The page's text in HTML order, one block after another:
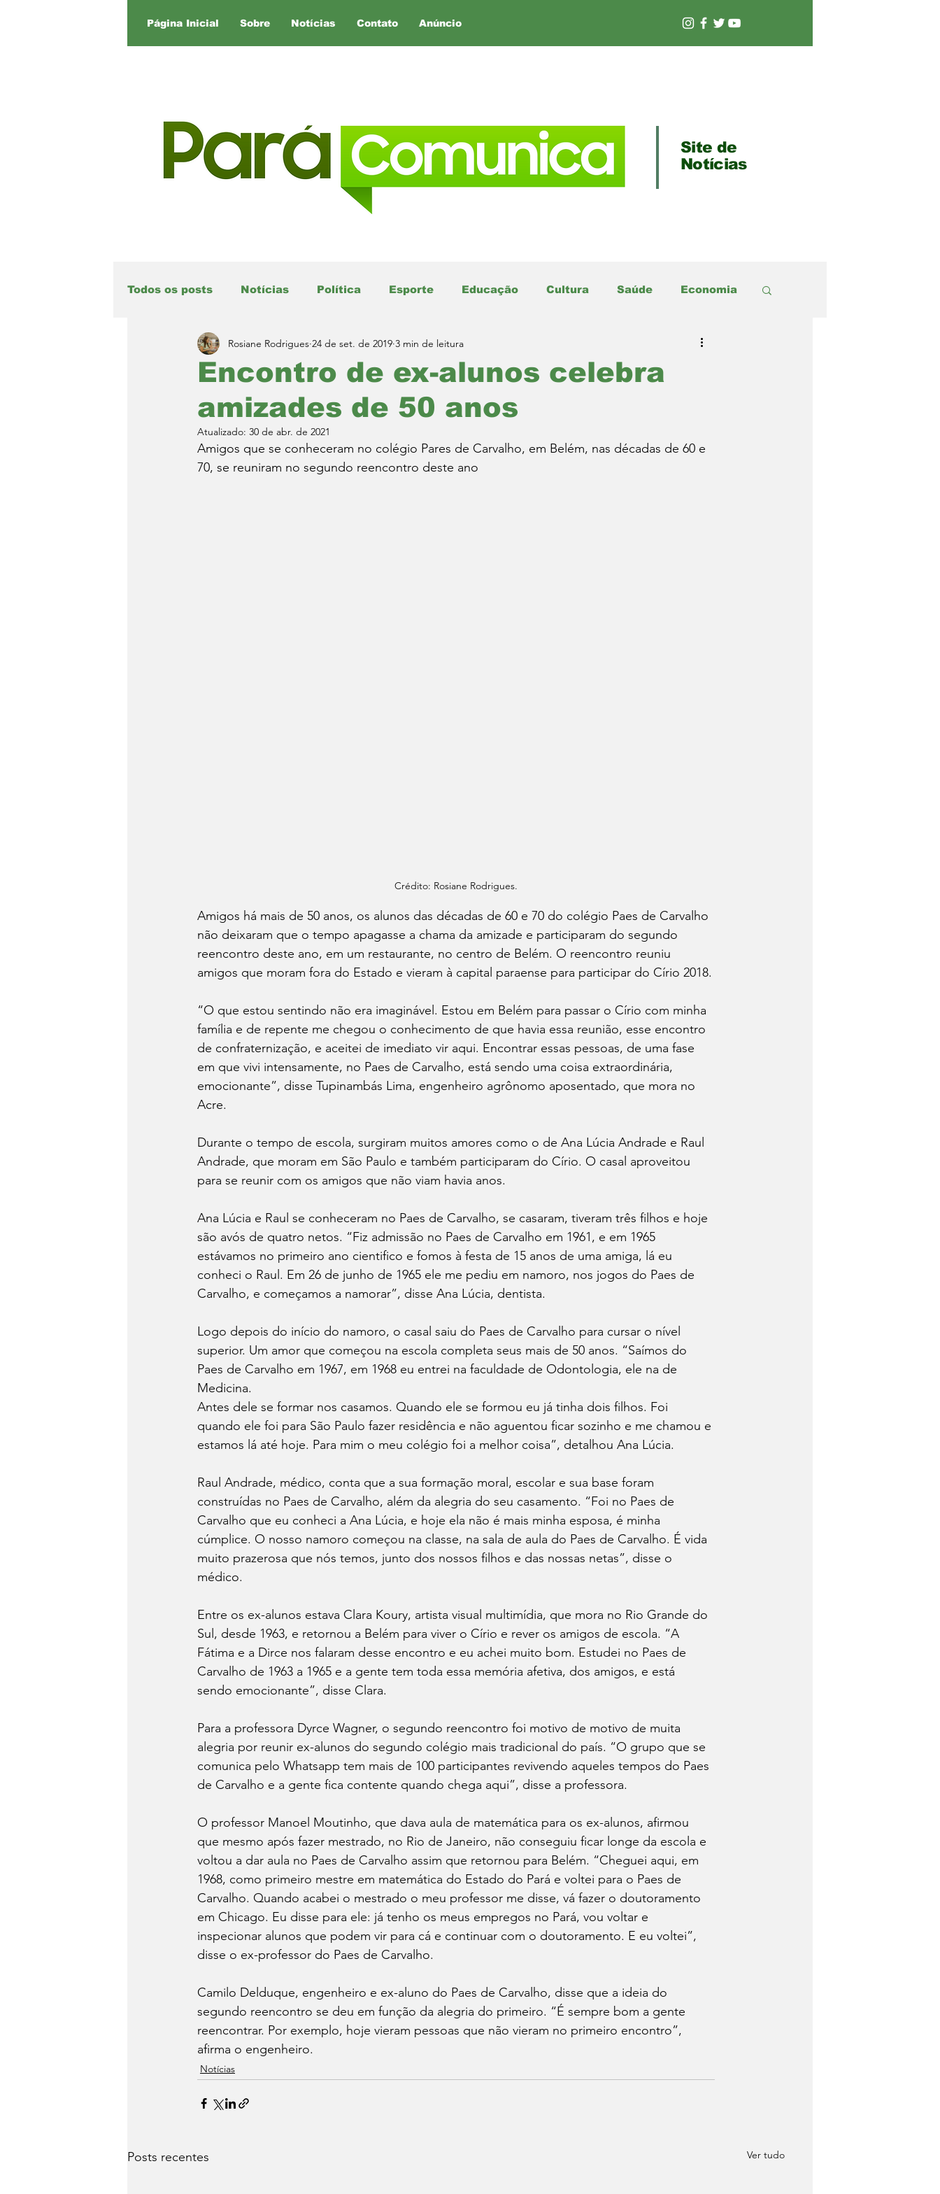
Página Inicial Sobre Notícias Contato Anúncio
Site de
Notícias
Todos os posts Notícias Política Esporte Educação Cultura Saúde Economia
Encontro de ex-alunos celebra
amizades de 50 anos
Rosiane Rodrigues 24 de set. de 2019 3 min de leitura
Atualizado: 30 de abr. de 2021
Amigos que se conheceram no colégio Pares de Carvalho, em Belém, nas décadas de 60 e
70, se reuniram no segundo reencontro deste ano
Crédito: Rosiane Rodrigues.
Amigos há mais de 50 anos, os alunos das décadas de 60 e 70 do colégio Paes de Carvalho
não deixaram que o tempo apagasse a chama da amizade e participaram do segundo
reencontro deste ano, em um restaurante, no centro de Belém. O reencontro reuniu
amigos que moram fora do Estado e vieram à capital paraense para participar do Círio 2018.
“O que estou sentindo não era imaginável. Estou em Belém para passar o Círio com minha
família e de repente me chegou o conhecimento de que havia essa reunião, esse encontro
de confraternização, e aceitei de imediato vir aqui. Encontrar essas pessoas, de uma fase
em que vivi intensamente, no Paes de Carvalho, está sendo uma coisa extraordinária,
emocionante”, disse Tupinambás Lima, engenheiro agrônomo aposentado, que mora no
Acre.
Durante o tempo de escola, surgiram muitos amores como o de Ana Lúcia Andrade e Raul
Andrade, que moram em São Paulo e também participaram do Círio. O casal aproveitou
para se reunir com os amigos que não viam havia anos.
Ana Lúcia e Raul se conheceram no Paes de Carvalho, se casaram, tiveram três filhos e hoje
são avós de quatro netos. “Fiz admissão no Paes de Carvalho em 1961, e em 1965
estávamos no primeiro ano cientifico e fomos à festa de 15 anos de uma amiga, lá eu
conheci o Raul. Em 26 de junho de 1965 ele me pediu em namoro, nos jogos do Paes de
Carvalho, e começamos a namorar”, disse Ana Lúcia, dentista.
Logo depois do início do namoro, o casal saiu do Paes de Carvalho para cursar o nível
superior. Um amor que começou na escola completa seus mais de 50 anos. “Saímos do
Paes de Carvalho em 1967, em 1968 eu entrei na faculdade de Odontologia, ele na de
Medicina.
Antes dele se formar nos casamos. Quando ele se formou eu já tinha dois filhos. Foi
quando ele foi para São Paulo fazer residência e não aguentou ficar sozinho e me chamou e
estamos lá até hoje. Para mim o meu colégio foi a melhor coisa”, detalhou Ana Lúcia.
Raul Andrade, médico, conta que a sua formação moral, escolar e sua base foram
construídas no Paes de Carvalho, além da alegria do seu casamento. “Foi no Paes de
Carvalho que eu conheci a Ana Lúcia, e hoje ela não é mais minha esposa, é minha
cúmplice. O nosso namoro começou na classe, na sala de aula do Paes de Carvalho. É vida
muito prazerosa que nós temos, junto dos nossos filhos e das nossas netas”, disse o
médico.
Entre os ex-alunos estava Clara Koury, artista visual multimídia, que mora no Rio Grande do
Sul, desde 1963, e retornou a Belém para viver o Círio e rever os amigos de escola. “A
Fátima e a Dirce nos falaram desse encontro e eu achei muito bom. Estudei no Paes de
Carvalho de 1963 a 1965 e a gente tem toda essa memória afetiva, dos amigos, e está
sendo emocionante”, disse Clara.
Para a professora Dyrce Wagner, o segundo reencontro foi motivo de motivo de muita
alegria por reunir ex-alunos do segundo colégio mais tradicional do país. “O grupo que se
comunica pelo Whatsapp tem mais de 100 participantes revivendo aqueles tempos do Paes
de Carvalho e a gente fica contente quando chega aqui”, disse a professora.
O professor Manoel Moutinho, que dava aula de matemática para os ex-alunos, afirmou
que mesmo após fazer mestrado, no Rio de Janeiro, não conseguiu ficar longe da escola e
voltou a dar aula no Paes de Carvalho assim que retornou para Belém. “Cheguei aqui, em
1968, como primeiro mestre em matemática do Estado do Pará e voltei para o Paes de
Carvalho. Quando acabei o mestrado o meu professor me disse, vá fazer o doutoramento
em Chicago. Eu disse para ele: já tenho os meus empregos no Pará, vou voltar e
inspecionar alunos que podem vir para cá e continuar com o doutoramento. E eu voltei”,
disse o ex-professor do Paes de Carvalho.
Camilo Delduque, engenheiro e ex-aluno do Paes de Carvalho, disse que a ideia do
segundo reencontro se deu em função da alegria do primeiro. “É sempre bom a gente
reencontrar. Por exemplo, hoje vieram pessoas que não vieram no primeiro encontro”,
afirma o engenheiro.
Notícias
Posts recentes Ver tudo